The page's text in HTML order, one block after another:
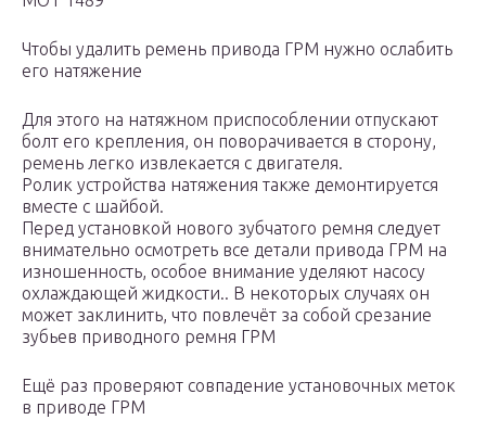
Чтобы удалить ремень привода ГРМ нужно ослабить
его натяжение
Для этого на натяжном приспособлении отпускают
болт его крепления, он поворачивается в сторону,
ремень легко извлекается с двигателя.
Ролик устройства натяжения также демонтируется
вместе с шайбой.
Перед установкой нового зубчатого ремня следует
внимательно осмотреть все детали привода ГРМ на
изношенность, особое внимание уделяют насосу
охлаждающей жидкости.. В некоторых случаях он
может заклинить, что повлечёт за собой срезание
зубьев приводного ремня ГРМ
Ещё раз проверяют совпадение установочных меток
в приводе ГРМ